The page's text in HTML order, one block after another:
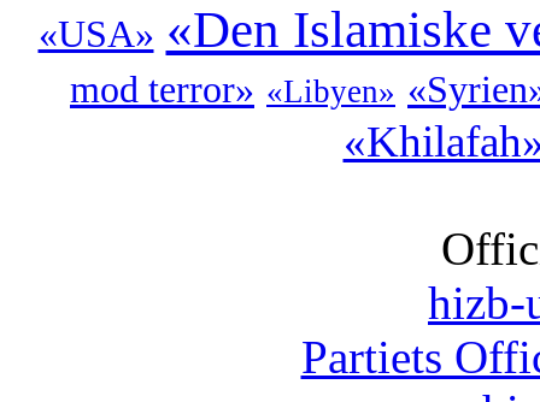
«USA» «Den Islamiske
mod terror» «Libyen»
hizb-
Partiets